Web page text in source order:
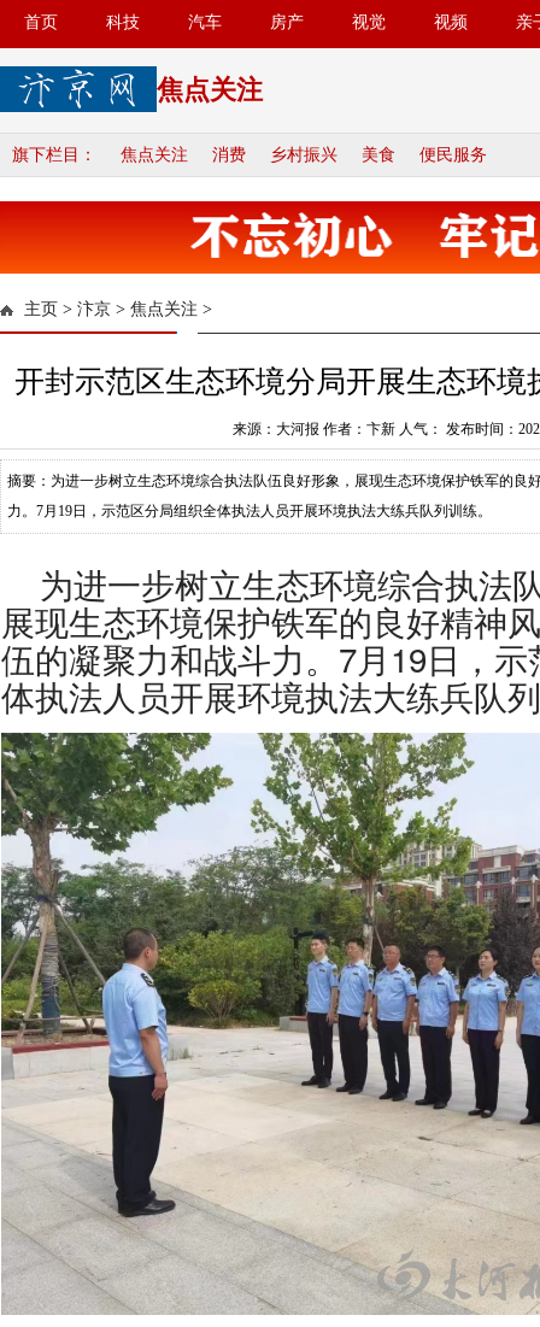
首页 科技 汽车 房产 视觉 视频 亲
焦点关注
旗下栏目： 焦点关注 消费 乡村振兴 美食 便民服务
主页 > 汴京 > 焦点关注 >
开封示范区生态环境分局开展生态环境
来源：大河报 作者：卞新 人气： 发布时间：
摘要：为进一步树立生态环境综合执法队伍良好形象，展现生态环境保护铁军的良
力。7月19日，示范区分局组织全体执法人员开展环境执法大练兵队列训练。
为进一步树立生态环境综合执法
展现生态环境保护铁军的良好精神
伍的凝聚力和战斗力。7月19日，
体执法人员开展环境执法大练兵队